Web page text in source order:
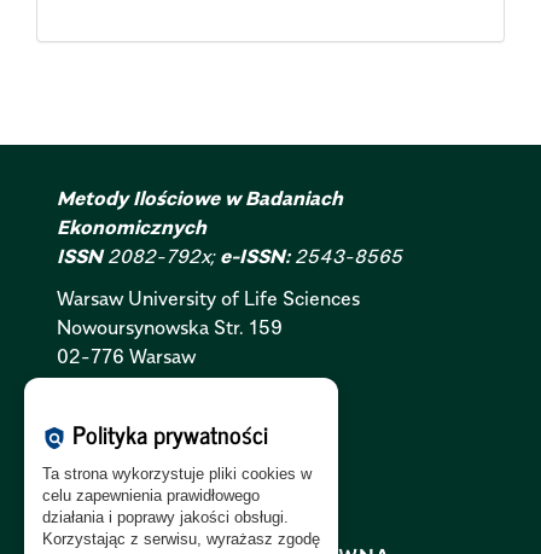
Metody Ilościowe w Badaniach
Ekonomicznych
ISSN2082-792x; e-ISSN: 2543-8565
Warsaw University of Life Sciences
Nowoursynowska Str. 159
02-776 Warsaw
Polityka Prywatności:PL
Polityka RODO:PL|EN
policy Polityka prywatności
Ta strona wykorzystuje pliki cookies w
celu zapewnienia prawidłowego
działania i poprawy jakości obsługi.
Korzystając z serwisu, wyrażasz zgodę